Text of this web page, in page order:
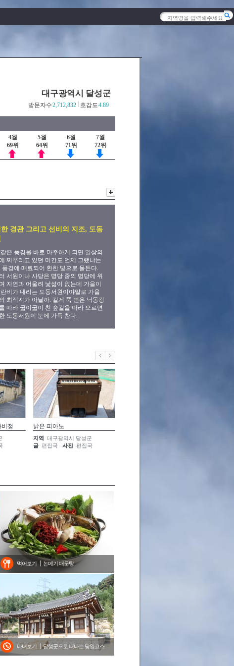
대구광역시 달성군
호감도4.89
방문자수2,712,832
4월
69위
5월
64위
6월
71위
7월
72위
한 경관 그리고 선비의 지조, 도동
은 풍경을 바로 마주하게 되면 일상의
찌푸리고 있던 미간도 언제 그랬냐는
풍경에 매료되어 환한 빛으로 물든다.
서원이나 사당은 명당 중의 명당에 위
자연과 어울려 낯섦이 없는데 가을이
비가 내리는 도동서원이야말로 가을
최적지가 아닐까. 길게 쭉 뻗은 낙동강
따라 굽이굽이 친 숲길을 따라 오르면
도동서원이 눈에 가득 찬다.
비정 낡은 피아노
지역 대구광역시 달성군
글 편집국 사진 편집국
먹어보기 논메기 매운탕
다녀보기 달성군으로 떠나는 당일코스